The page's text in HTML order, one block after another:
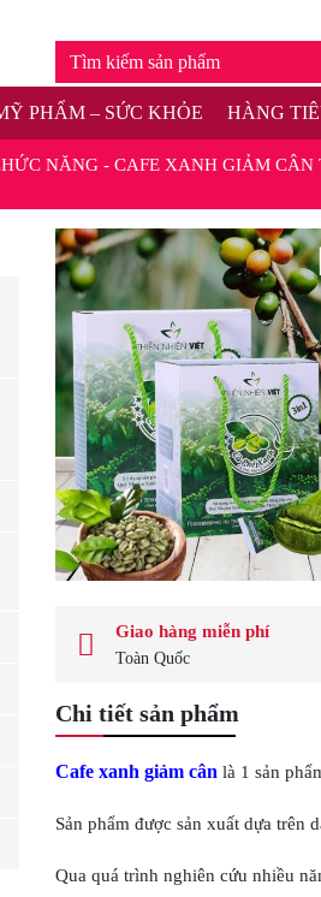
PHẨM – SỨC KHỎE HÀNG
NĂNG - CAFE XANH GIẢM CÂN
Giao hàng miễn phí
Toàn Quốc
Chi tiết sản phẩm
Cafe xanh giảm cân là 1 sản
Sản phẩm được sản xuất dựa trên
Qua quá trình nghiên cứu nhiều